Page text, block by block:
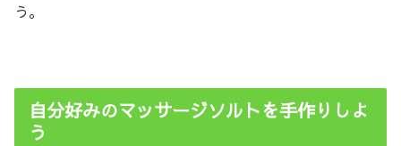
う。
自分好みのマッサージソルトを手作りしよ
う